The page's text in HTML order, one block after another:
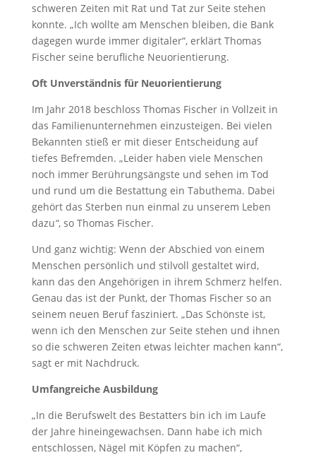
schweren Zeiten mit Rat und Tat zur Seite stehen
konnte. „Ich wollte am Menschen bleiben, die Bank
dagegen wurde immer digitaler“, erklärt Thomas
Fischer seine berufliche Neuorientierung.
Oft Unverständnis für Neuorientierung
Im Jahr 2018 beschloss Thomas Fischer in Vollzeit in
das Familienunternehmen einzusteigen. Bei vielen
Bekannten stieß er mit dieser Entscheidung auf
tiefes Befremden. „Leider haben viele Menschen
noch immer Berührungsängste und sehen im Tod
und rund um die Bestattung ein Tabuthema. Dabei
gehört das Sterben nun einmal zu unserem Leben
dazu“, so Thomas Fischer.
Und ganz wichtig: Wenn der Abschied von einem
Menschen persönlich und stilvoll gestaltet wird,
kann das den Angehörigen in ihrem Schmerz helfen.
Genau das ist der Punkt, der Thomas Fischer so an
seinem neuen Beruf fasziniert. „Das Schönste ist,
wenn ich den Menschen zur Seite stehen und ihnen
so die schweren Zeiten etwas leichter machen kann“,
sagt er mit Nachdruck.
Umfangreiche Ausbildung
„In die Berufswelt des Bestatters bin ich im Laufe
der Jahre hineingewachsen. Dann habe ich mich
entschlossen, Nägel mit Köpfen zu machen“,